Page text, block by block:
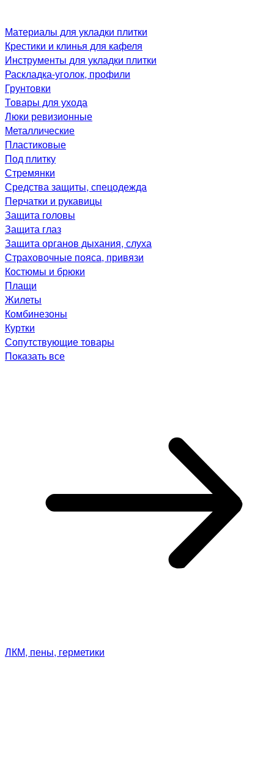
Материалы для укладки плитки
Крестики и клинья для кафеля
Инструменты для укладки плитки
Раскладка-уголок, профили
Грунтовки
Товары для ухода
Люки ревизионные
Металлические
Пластиковые
Под плитку
Стремянки
Средства защиты, спецодежда
Перчатки и рукавицы
Защита головы
Защита глаз
Защита органов дыхания, слуха
Страховочные пояса, привязи
Костюмы и брюки
Плащи
Жилеты
Комбинезоны
Куртки
Сопутствующие товары
Показать все
ЛКМ, пены, герметики